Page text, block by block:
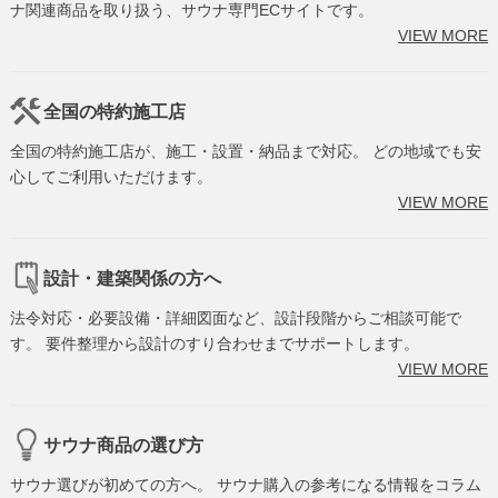
ナ関連商品を取り扱う、サウナ専門ECサイトです。
VIEW MORE
全国の特約施工店
全国の特約施工店が、施工・設置・納品まで対応。 どの地域でも安
心してご利用いただけます。
VIEW MORE
設計・建築関係の方へ
法令対応・必要設備・詳細図面など、設計段階からご相談可能で
す。 要件整理から設計のすり合わせまでサポートします。
VIEW MORE
サウナ商品の選び方
サウナ選びが初めての方へ。 サウナ購入の参考になる情報をコラム